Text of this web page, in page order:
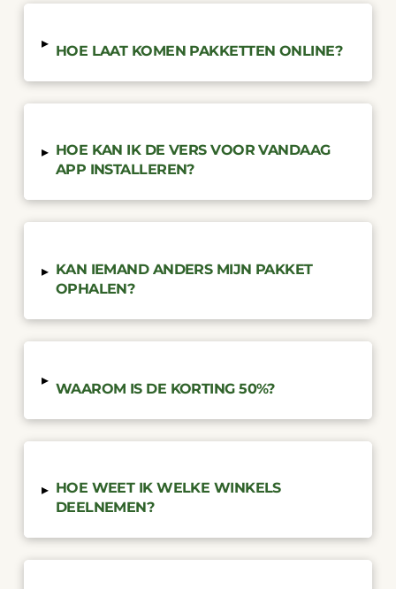
▸ HOE LAAT KOMEN PAKKETTEN ONLINE?
▸ HOE KAN IK DE VERS VOOR VANDAAG
APP INSTALLEREN?
▸ KAN IEMAND ANDERS MIJN PAKKET
OPHALEN?
▸ WAAROM IS DE KORTING 50%?
▸ HOE WEET IK WELKE WINKELS
DEELNEMEN?